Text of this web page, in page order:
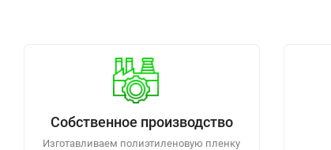
Собственное производство
Изготавливаем полиэтиленовую пленку